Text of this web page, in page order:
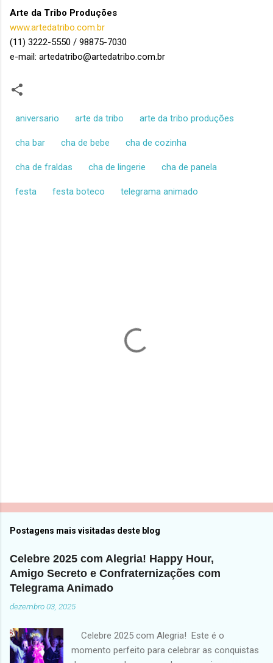
Arte da Tribo Produções
www.artedatribo.com.br
(11) 3222-5550 / 98875-7030
e-mail: artedatribo@artedatribo.com.br
aniversario arte da tribo arte da tribo produções
cha bar cha de bebe cha de cozinha
cha de fraldas cha de lingerie cha de panela
festa festa boteco telegrama animado
Postagens mais visitadas deste blog
Celebre 2025 com Alegria! Happy Hour,
Amigo Secreto e Confraternizações com
Telegrama Animado
dezembro 03, 2025
Celebre 2025 com Alegria! Este é o
momento perfeito para celebrar as conquistas